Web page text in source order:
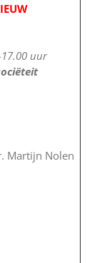
uur
Martijn Nolen